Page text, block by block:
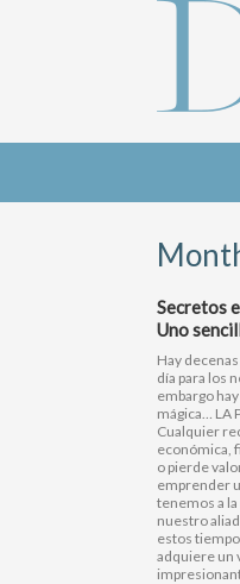
Secretos
Uno
Hay
día para los
embargo
mágica… LA
Cualquier
económica,
o pierde
emprender
tenemos a
nuestro
estos
adquiere un